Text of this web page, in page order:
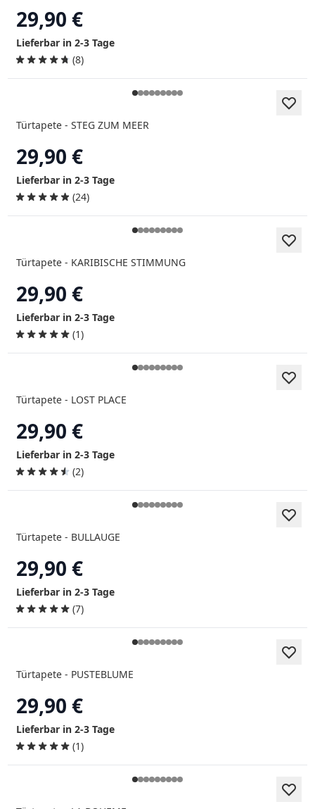
29,90 €
Lieferbar in 2-3 Tage
(8)
Türtapete - STEG ZUM MEER
29,90 €
Lieferbar in 2-3 Tage
(24)
Türtapete - KARIBISCHE STIMMUNG
29,90 €
Lieferbar in 2-3 Tage
(1)
Türtapete - LOST PLACE
29,90 €
Lieferbar in 2-3 Tage
(2)
Türtapete - BULLAUGE
29,90 €
Lieferbar in 2-3 Tage
(7)
Türtapete - PUSTEBLUME
29,90 €
Lieferbar in 2-3 Tage
(1)